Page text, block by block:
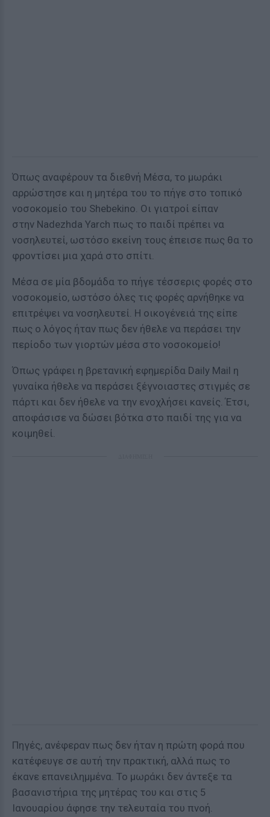
Όπως αναφέρουν τα διεθνή Μέσα, το μωράκι
αρρώστησε και η μητέρα του το πήγε στο τοπικό
νοσοκομείο του Shebekino. Οι γιατροί είπαν
στην Nadezhda Yarch πως το παιδί πρέπει να
νοσηλευτεί, ωστόσο εκείνη τους έπεισε πως θα το
φροντίσει μια χαρά στο σπίτι.
Μέσα σε μία βδομάδα το πήγε τέσσερις φορές στο
νοσοκομείο, ωστόσο όλες τις φορές αρνήθηκε να
επιτρέψει να νοσηλευτεί. Η οικογένειά της είπε
πως ο λόγος ήταν πως δεν ήθελε να περάσει την
περίοδο των γιορτών μέσα στο νοσοκομείο!
Όπως γράφει η βρετανική εφημερίδα Daily Mail η
γυναίκα ήθελε να περάσει ξέγνοιαστες στιγμές σε
πάρτι και δεν ήθελε να την ενοχλήσει κανείς. Έτσι,
αποφάσισε να δώσει βότκα στο παιδί της για να
κοιμηθεί.
Πηγές, ανέφεραν πως δεν ήταν η πρώτη φορά που
κατέφευγε σε αυτή την πρακτική, αλλά πως το
έκανε επανειλημμένα. Το μωράκι δεν άντεξε τα
βασανιστήρια της μητέρας του και στις 5
Ιανουαρίου άφησε την τελευταία του πνοή.